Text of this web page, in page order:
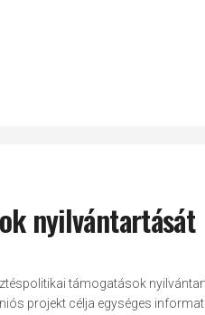
nyilvántartását
támogatások
projekt célja egységes